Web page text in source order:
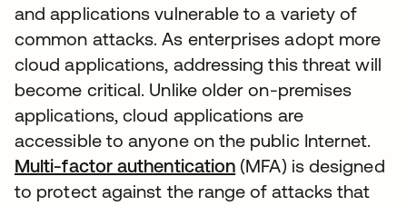
and applications vulnerable to a variety of
common attacks. As enterprises adopt more
cloud applications, addressing this threat will
become critical. Unlike older on-premises
applications, cloud applications are
accessible to anyone on the public Internet.
Multi-factor authentication 新しいタブで開く
(MFA) is designed
to protect against the range of attacks that